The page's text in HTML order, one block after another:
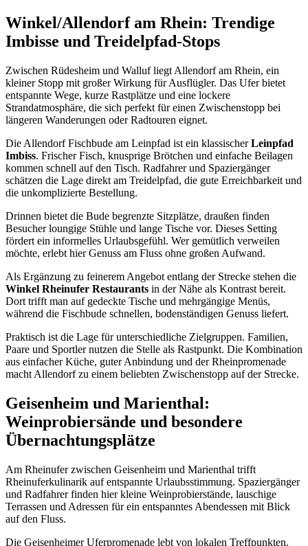
Winkel/Allendorf am Rhein: Trendige
Imbisse und Treidelpfad‑Stops
Zwischen Rüdesheim und Walluf liegt Allendorf am Rhein, ein
kleiner Stopp mit großer Wirkung für Ausflügler. Das Ufer bietet
entspannte Wege, kurze Rastplätze und eine lockere
Strandatmosphäre, die sich perfekt für einen Zwischenstopp bei
längeren Wanderungen oder Radtouren eignet.
Die Allendorf Fischbude am Leinpfad ist ein klassischerLeinpfad
Imbiss. Frischer Fisch, knusprige Brötchen und einfache Beilagen
kommen schnell auf den Tisch. Radfahrer und Spaziergänger
schätzen die Lage direkt am Treidelpfad, die gute Erreichbarkeit und
die unkomplizierte Bestellung.
Drinnen bietet die Bude begrenzte Sitzplätze, draußen finden
Besucher loungige Stühle und lange Tische vor. Dieses Setting
fördert ein informelles Urlaubsgefühl. Wer gemütlich verweilen
möchte, erlebt hier Genuss am Fluss ohne großen Aufwand.
Als Ergänzung zu feinerem Angebot entlang der Strecke stehen die
Winkel Rheinufer Restaurants in der Nähe als Kontrast bereit.
Dort trifft man auf gedeckte Tische und mehrgängige Menüs,
während die Fischbude schnellen, bodenständigen Genuss liefert.
Praktisch ist die Lage für unterschiedliche Zielgruppen. Familien,
Paare und Sportler nutzen die Stelle als Rastpunkt. Die Kombination
aus einfacher Küche, guter Anbindung und der Rheinpromenade
macht Allendorf zu einem beliebten Zwischenstopp auf der Strecke.
Geisenheim und Marienthal:
Weinprobiersände und besondere
Übernachtungsplätze
Am Rheinufer zwischen Geisenheim und Marienthal trifft
Rheinuferkulinarik auf entspannte Urlaubsstimmung. Spaziergänger
und Radfahrer finden hier kleine Weinprobierstände, lauschige
Terrassen und Adressen für ein entspanntes Abendessen mit Blick
auf den Fluss.
Die Geisenheimer Uferpromenade lebt von lokalen Treffpunkten.